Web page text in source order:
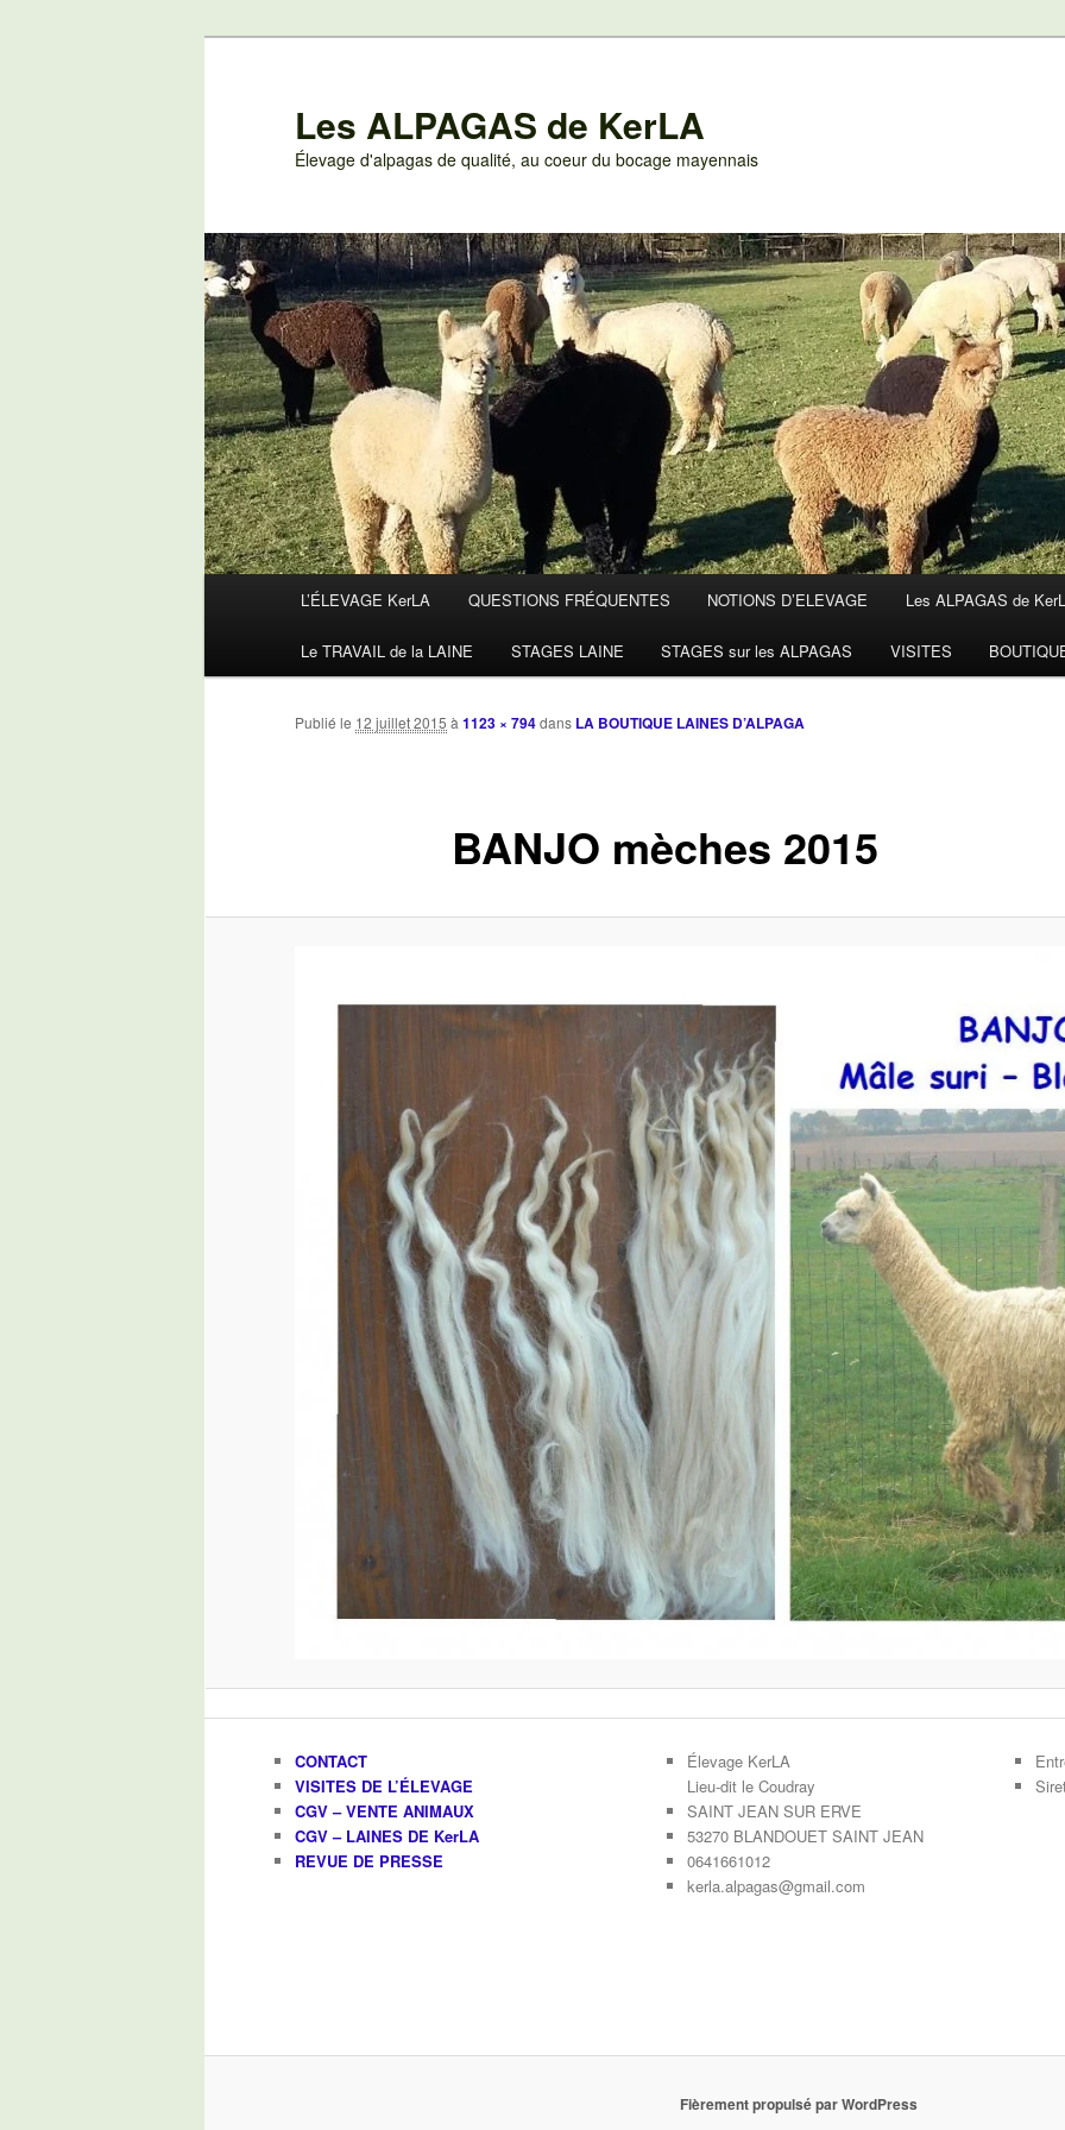
Les ALPAGAS de KerLA
Élevage d'alpagas de qualité, au coeur du bocage mayennais
L’ÉLEVAGE KerLA QUESTIONS FRÉQUENTES NOTIONS D’ELEVAGE Les ALPAGAS de
Le TRAVAIL de la LAINE STAGES LAINE STAGES sur les ALPAGAS VISITES
BANJO mèches 2015
Publié le 12 juillet 2015 à1123 × 794dans LA BOUTIQUE LAINES D’ALPAGA
CONTACT
VISITES DE L’ÉLEVAGE
CGV – VENTE ANIMAUX
CGV – LAINES DE KerLA
REVUE DE PRESSE
Élevage KerLA
Lieu-dit le Coudray
SAINT JEAN SUR ERVE
53270 BLANDOUET SAINT JEAN
0641661012
kerla.alpagas@gmail.com
Fièrement propulsé par WordPress